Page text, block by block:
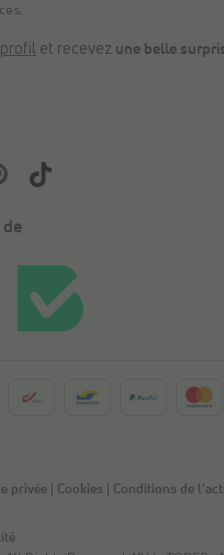
et recevez une belle
de
privée Cookies Conditions de